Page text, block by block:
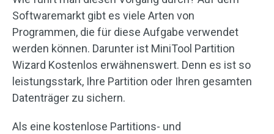
Softwaremarkt gibt es viele Arten von
Programmen, die für diese Aufgabe verwendet
werden können. Darunter ist MiniTool Partition
Wizard Kostenlos erwähnenswert. Denn es ist so
leistungsstark, Ihre Partition oder Ihren gesamten
Datenträger zu sichern.
Als eine kostenlose Partitions- und